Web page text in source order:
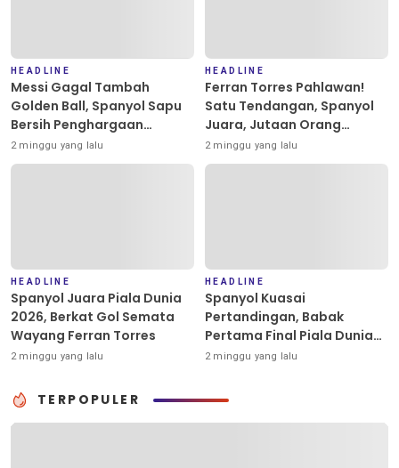
HEADLINE
Messi Gagal Tambah
Golden Ball, Spanyol Sapu
Bersih Penghargaan
Individu Piala Dunia 2026
2 minggu yang lalu
HEADLINE
Ferran Torres Pahlawan!
Satu Tendangan, Spanyol
Juara, Jutaan Orang
Berpesta
2 minggu yang lalu
HEADLINE
Spanyol Juara Piala Dunia
2026, Berkat Gol Semata
Wayang Ferran Torres
2 minggu yang lalu
HEADLINE
Spanyol Kuasai
Pertandingan, Babak
Pertama Final Piala Dunia
2026 Masih Tanpa Gol
2 minggu yang lalu
TERPOPULER